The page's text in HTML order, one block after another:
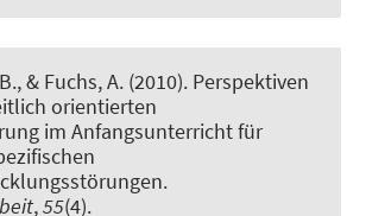
& Fuchs, A. (2010). Perspektiven
orientierten
im Anfangsunterricht für
.
,55(4).